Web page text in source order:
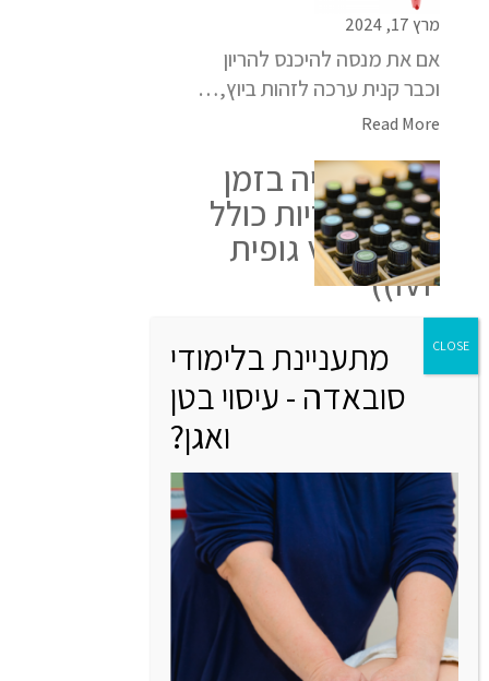
מרץ 17, 2024
אם את מנסה להיכנס להריון
וכבר קנית ערכה לזהות ביוץ,…
Read More
ארומתרפיה בזמן
טיפולי פוריות כולל
הפריה חוץ גופית
IVF))
מנסה להיכנס להריון בעזרת
טיפולי פוריות? גלי איך
ארומתרפיה בזמן
שמנסים להרות
מרץ 17, 2024
בואי וגלי כיצד שמנים אתרים
יכולים לעזור בתקופת הניסיון